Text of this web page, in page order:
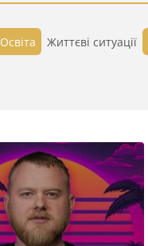
Освіта Життєві ситуації